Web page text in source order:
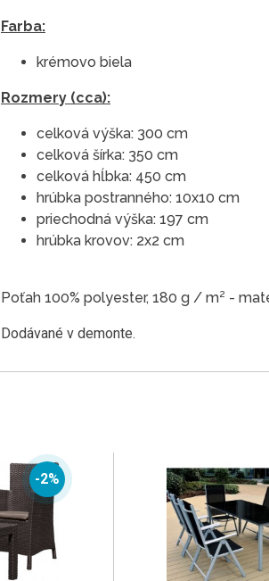
Farba:
krémovo biela
Rozmery (cca):
celková výška: 300 cm
celková šírka: 350 cm
celková hĺbka: 450 cm
hrúbka postranného: 10x10 cm
priechodná výška: 197 cm
hrúbka krovov: 2x2 cm
Poťah 100% polyester, 180 g / m² -
Dodávané v demonte.
-2%